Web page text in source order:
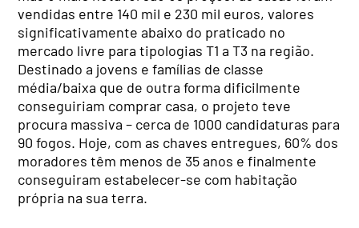
vendidas entre 140 mil e 230 mil euros, valores
significativamente abaixo do praticado no
mercado livre para tipologias T1 a T3 na região.
Destinado a jovens e famílias de classe
média/baixa que de outra forma dificilmente
conseguiriam comprar casa, o projeto teve
procura massiva – cerca de 1000 candidaturas para
90 fogos. Hoje, com as chaves entregues, 60% dos
moradores têm menos de 35 anos e finalmente
conseguiram estabelecer-se com habitação
própria na sua terra.